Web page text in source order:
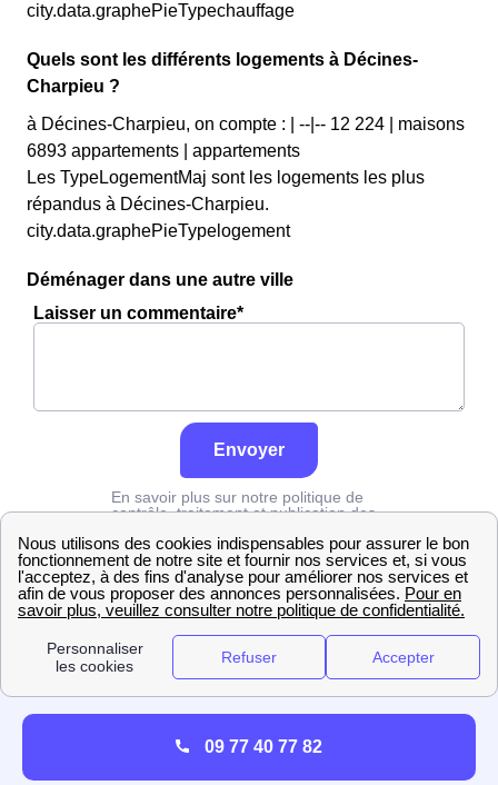
city.data.graphePieTypechauffage
Quels sont les différents logements à Décines-
Charpieu ?
à Décines-Charpieu, on compte : | --|-- 12 224 | maisons
6893 appartements | appartements
Les TypeLogementMaj sont les logements les plus
répandus à Décines-Charpieu.
city.data.graphePieTypelogement
Déménager dans une autre ville
Laisser un commentaire*
Envoyer
En savoir plus sur notre politique de
contrôle, traitement et publication des
Edf Rhône Décines-Charpieu
09 77 40 77 82